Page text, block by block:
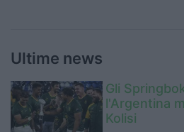
Ultime news
Gli
l'Argentina
Kolisi